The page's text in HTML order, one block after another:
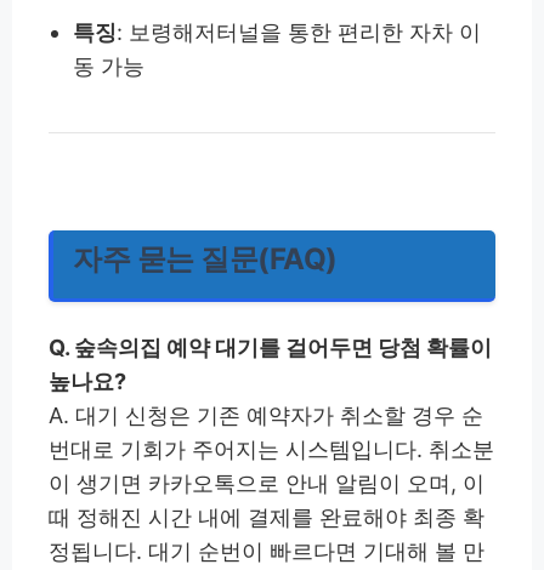
특징: 보령해저터널을 통한 편리한 자차 이
동 가능
자주 묻는 질문(FAQ)
Q. 숲속의집 예약 대기를 걸어두면 당첨 확률이
높나요?
A. 대기 신청은 기존 예약자가 취소할 경우 순
번대로 기회가 주어지는 시스템입니다. 취소분
이 생기면 카카오톡으로 안내 알림이 오며, 이
때 정해진 시간 내에 결제를 완료해야 최종 확
정됩니다. 대기 순번이 빠르다면 기대해 볼 만